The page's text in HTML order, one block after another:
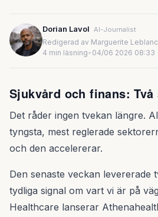
Dorian Lavol AI-Journalist
Redigerad av Marguerite Leblanc
4 min läsning• 04/06 2026 08:33
Sjukvård och finans:
Det råder ingen tvekan längre.
tyngsta, mest reglerade
och den accelererar.
Den senaste veckan levererade
tydliga signal om vart vi är på
Healthcare lanserar